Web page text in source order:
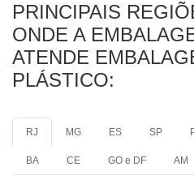
PRINCIPAIS
ONDE A
ATENDE
PLÁSTICO:
RJ MG ES SP
BA CE GO e DF AM